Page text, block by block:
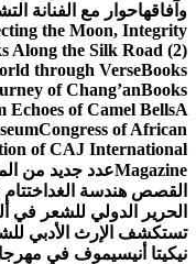
وآفاقهاحوار مع الفنانة
the Moon, Integrity
Along the Silk Road (2)
through VerseBooks
of Chang’anBooks
of Camel BellsA
Congress of African
of CAJ International
Magazineعدد جديد من
القصص هندسة الغد
الحرير الدولي للشعر في
تستكشف الإرث الأدبي
نيكيتا أنيسيموف في